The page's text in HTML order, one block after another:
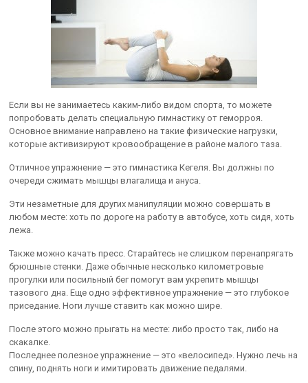
Если вы не занимаетесь каким-либо видом спорта, то можете
попробовать делать специальную гимнастику от геморроя.
Основное внимание направлено на такие физические нагрузки,
которые активизируют кровообращение в районе малого таза.
Отличное упражнение — это гимнастика Кегеля. Вы должны по
очереди сжимать мышцы влагалища и ануса.
Эти незаметные для других манипуляции можно совершать в
любом месте: хоть по дороге на работу в автобусе, хоть сидя, хоть
лежа.
Также можно качать пресс. Старайтесь не слишком перенапрягать
брюшные стенки. Даже обычные несколько километровые
прогулки или посильный бег помогут вам укрепить мышцы
тазового дна. Еще одно эффективное упражнение — это глубокое
приседание. Ноги лучше ставить как можно шире.
После этого можно прыгать на месте: либо просто так, либо на
скакалке.
Последнее полезное упражнение — это «велосипед». Нужно лечь на
спину, поднять ноги и имитировать движение педалями.